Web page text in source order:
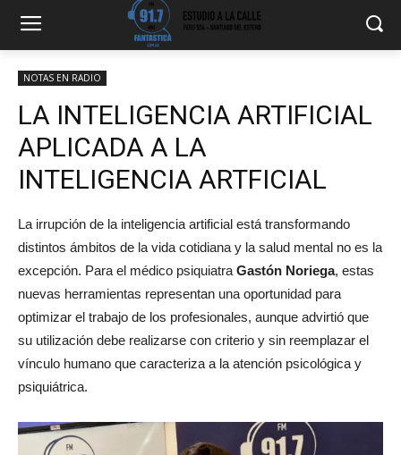
NOTAS EN RADIO
LA INTELIGENCIA ARTIFICIAL
APLICADA A LA
INTELIGENCIA ARTFICIAL
La irrupción de la inteligencia artificial está transformando
distintos ámbitos de la vida cotidiana y la salud mental no es la
excepción. Para el médico psiquiatra Gastón Noriega, estas
nuevas herramientas representan una oportunidad para
optimizar el trabajo de los profesionales, aunque advirtió que
su utilización debe realizarse con criterio y sin reemplazar el
vínculo humano que caracteriza a la atención psicológica y
psiquiátrica.